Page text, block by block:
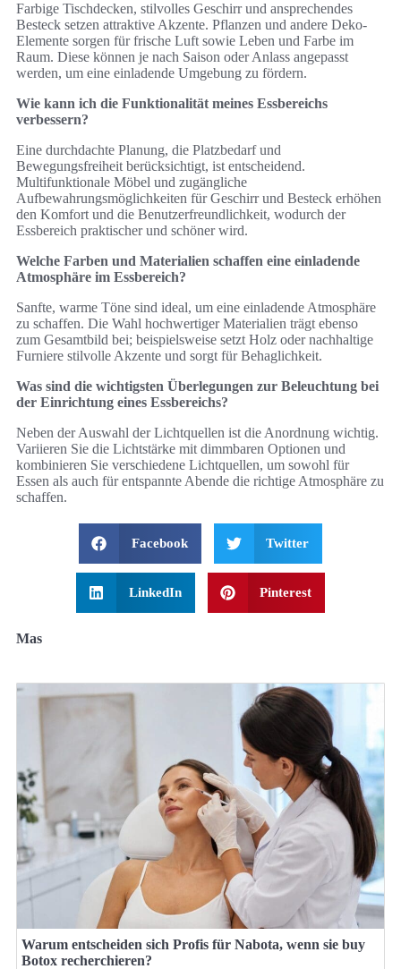
Farbige Tischdecken, stilvolles Geschirr und ansprechendes
Besteck setzen attraktive Akzente. Pflanzen und andere Deko-
Elemente sorgen für frische Luft sowie Leben und Farbe im
Raum. Diese können je nach Saison oder Anlass angepasst
werden, um eine einladende Umgebung zu fördern.
Wie kann ich die Funktionalität meines Essbereichs
verbessern?
Eine durchdachte Planung, die Platzbedarf und
Bewegungsfreiheit berücksichtigt, ist entscheidend.
Multifunktionale Möbel und zugängliche
Aufbewahrungsmöglichkeiten für Geschirr und Besteck erhöhen
den Komfort und die Benutzerfreundlichkeit, wodurch der
Essbereich praktischer und schöner wird.
Welche Farben und Materialien schaffen eine einladende
Atmosphäre im Essbereich?
Sanfte, warme Töne sind ideal, um eine einladende Atmosphäre
zu schaffen. Die Wahl hochwertiger Materialien trägt ebenso
zum Gesamtbild bei; beispielsweise setzt Holz oder nachhaltige
Furniere stilvolle Akzente und sorgt für Behaglichkeit.
Was sind die wichtigsten Überlegungen zur Beleuchtung bei
der Einrichtung eines Essbereichs?
Neben der Auswahl der Lichtquellen ist die Anordnung wichtig.
Variieren Sie die Lichtstärke mit dimmbaren Optionen und
kombinieren Sie verschiedene Lichtquellen, um sowohl für
Essen als auch für entspannte Abende die richtige Atmosphäre zu
schaffen.
Facebook Twitter
LinkedIn Pinterest
Mas
Warum entscheiden sich Profis für Nabota, wenn sie buy
Botox recherchieren?